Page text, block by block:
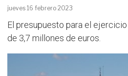
jueves 16 febrero 2023
El presupuesto para el
de 3,7 millones de euros.